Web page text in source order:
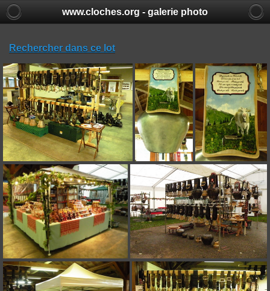
www.cloches.org - galerie photo
Rechercher dans ce lot